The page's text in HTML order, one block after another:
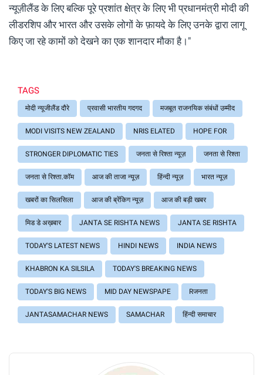
न्यूज़ीलैंड के लिए बल्कि पूरे प्रशांत क्षेत्र के लिए भी प्रधानमंत्री मोदी की
लीडरशिप और भारत और उसके लोगों के फ़ायदे के लिए उनके द्वारा लागू
किए जा रहे कामों को देखने का एक शानदार मौका है।"
TAGS
मोदी न्यूजीलैंड दौरे प्रवासी भारतीय गदगद मजबूत राजनयिक संबंधों उम्मीद
MODI VISITS NEW ZEALAND NRIS ELATED HOPE FOR
STRONGER DIPLOMATIC TIES जनता से रिश्ता न्यूज़ जनता से रिश्ता
जनता से रिश्ता.कॉम आज की ताजा न्यूज़ हिंन्दी न्यूज़ भारत न्यूज़
खबरों का सिलसिला आज की ब्रेंकिग न्यूज़ आज की बड़ी खबर
मिड डे अख़बार JANTA SE RISHTA NEWS JANTA SE RISHTA
TODAY'S LATEST NEWS HINDI NEWS INDIA NEWS
KHABRON KA SILSILA TODAY'S BREAKING NEWS
TODAY'S BIG NEWS MID DAY NEWSPAPE Rजनता
JANTASAMACHAR NEWS SAMACHAR हिंन्दी समाचार